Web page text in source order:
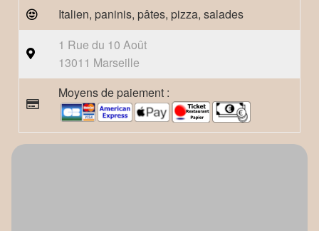
Italien, paninis, pâtes, pizza, salades
1 Rue du 10 Août
13011 Marseille
Moyens de paiement :